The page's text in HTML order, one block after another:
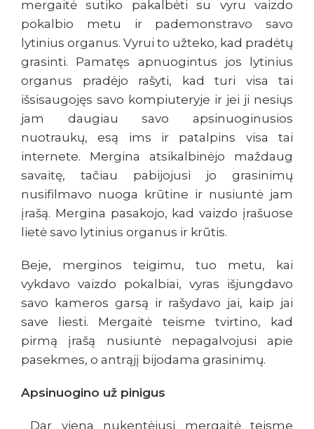
mergaitė sutiko pakalbėti su vyru vaizdo
pokalbio metu ir pademonstravo savo
lytinius organus. Vyrui to užteko, kad pradėtų
grasinti. Pamatęs apnuogintus jos lytinius
organus pradėjo rašyti, kad turi visa tai
išsisaugojęs savo kompiuteryje ir jei ji nesiųs
jam daugiau savo apsinuoginusios
nuotraukų, esą ims ir patalpins visa tai
internete. Mergina atsikalbinėjo maždaug
savaitę, tačiau pabijojusi jo grasinimų
nusifilmavo nuoga krūtine ir nusiuntė jam
įrašą. Mergina pasakojo, kad vaizdo įrašuose
lietė savo lytinius organus ir krūtis.
Beje, merginos teigimu, tuo metu, kai
vykdavo vaizdo pokalbiai, vyras išjungdavo
savo kameros garsą ir rašydavo jai, kaip jai
save liesti. Mergaitė teisme tvirtino, kad
pirmą įrašą nusiuntė nepagalvojusi apie
pasekmes, o antrąjį bijodama grasinimų.
Apsinuogino už pinigus
Dar viena nukentėjusi mergaitė teisme